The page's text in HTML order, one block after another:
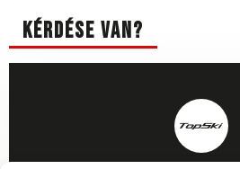
Kérdése van?